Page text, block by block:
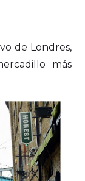
de Londres,
más